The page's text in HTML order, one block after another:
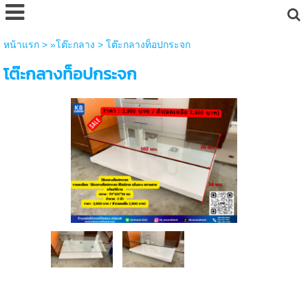
หน้าแรก> »โต๊ะกลาง > โต๊ะกลางท็อปกระจก
โต๊ะกลางท็อปกระจก